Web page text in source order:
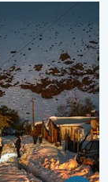
Андах. . .